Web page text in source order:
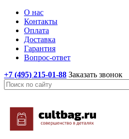
О нас
Контакты
Оплата
Доставка
Гарантия
Вопрос-ответ
+7 (495) 215-01-88 Заказать звонок